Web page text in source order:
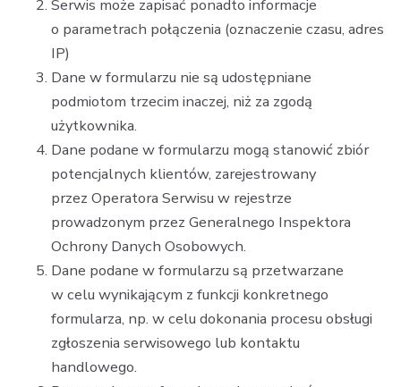
Serwis może zapisać ponadto informacje
o parametrach połączenia (oznaczenie czasu, adres
IP)
Dane w formularzu nie są udostępniane
podmiotom trzecim inaczej, niż za zgodą
użytkownika.
Dane podane w formularzu mogą stanowić zbiór
potencjalnych klientów, zarejestrowany
przez Operatora Serwisu w rejestrze
prowadzonym przez Generalnego Inspektora
Ochrony Danych Osobowych.
Dane podane w formularzu są przetwarzane
w celu wynikającym z funkcji konkretnego
formularza, np. w celu dokonania procesu obsługi
zgłoszenia serwisowego lub kontaktu
handlowego.